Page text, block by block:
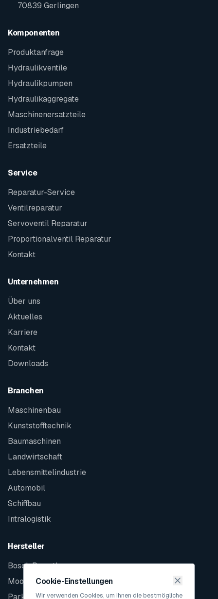
70839 Gerlingen
Komponenten
Produktanfrage
Hydraulikventile
Hydraulikpumpen
Hydraulikaggregate
Maschinenersatzteile
Industriebedarf
Ersatzteile
Service
Reparatur-Service
Ventilreparatur
Servoventil Reparatur
Proportionalventil Reparatur
Kontakt
Unternehmen
Über uns
Aktuelles
Karriere
Kontakt
Downloads
Branchen
Maschinenbau
Kunststofftechnik
Baumaschinen
Landwirtschaft
Lebensmittelindustrie
Automobil
Schiffbau
Intralogistik
Hersteller
Bosch Rexroth
Moog
Parker
Cookie-Einstellungen
Wir verwenden Cookies, um Ihnen die bestmögliche